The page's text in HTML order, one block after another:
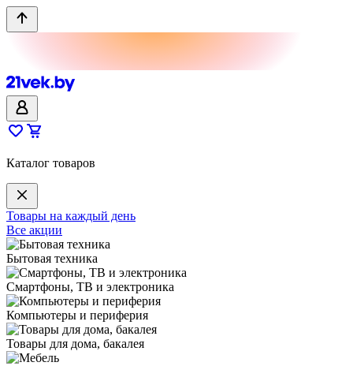
Каталог товаров
Товары на каждый день
Все акции
Бытовая техника
Смартфоны, ТВ и электроника
Компьютеры и периферия
Товары для дома, бакалея